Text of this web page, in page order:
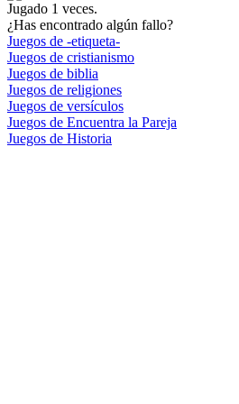
Jugado 1 veces.
¿Has encontrado algún fallo?
Juegos de -etiqueta-
Juegos de cristianismo
Juegos de biblia
Juegos de religiones
Juegos de versículos
Juegos de Encuentra la Pareja
Juegos de Historia